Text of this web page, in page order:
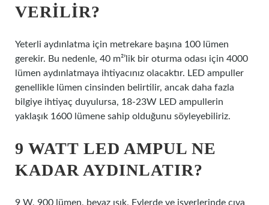
VERILIR?
Yeterli aydınlatma için metrekare başına 100 lümen
gerekir. Bu nedenle, 40 m²’lik bir oturma odası için 4000
lümen aydınlatmaya ihtiyacınız olacaktır. LED ampuller
genellikle lümen cinsinden belirtilir, ancak daha fazla
bilgiye ihtiyaç duyulursa, 18-23W LED ampullerin
yaklaşık 1600 lümene sahip olduğunu söyleyebiliriz.
9 WATT LED AMPUL NE
KADAR AYDINLATIR?
9 W, 900 lümen, beyaz ışık. Evlerde ve işyerlerinde cıva